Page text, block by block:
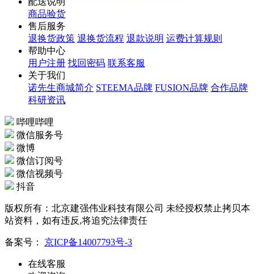
配送说明
商品验货
售后服务
退换货政策 退换货流程 退款说明 运费计算规则
帮助中心
用户注册 找回密码 联系客服
关于我们
诺先生商城简介 STEEMA品牌 FUSION品牌 合作品牌
科研资讯
哔哩哔哩
微信服务号
微博
微信订阅号
微信视频号
抖音
版权所有：北京建强伟业科技有限公司 未经授权禁止拷贝本
站资料，如有违反,将追究法律责任
备案号： 京ICP备14007793号-3
在线客服